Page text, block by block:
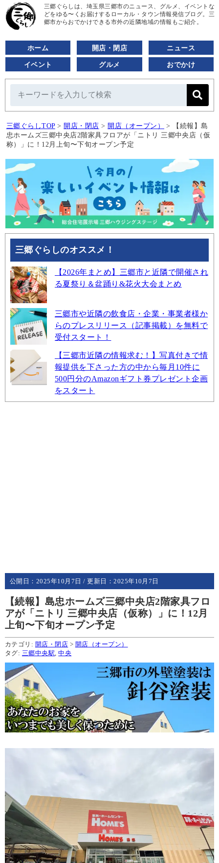
三郷ぐらしは、埼玉県三郷市のニュース、グルメ、イベントな
どをゆる〜くお届けするローカル・タウン情報発信ブログ。三
郷市からおでかけできる市外の近隣地域の情報もご紹介。
ホーム 開店・閉店 ニュース
イベント グルメ おでかけ
三郷ぐらしTOP > 開店・閉店 > 開店（オープン） >
【続報】島
忠ホームズ三郷中央店2階家具フロアが「ニトリ 三郷中央店（仮
称）」に！12月上旬〜下旬オープン予定
三郷ぐらしのオススメ！
【2026年まとめ】三郷市と近隣で開催され
る夏祭り＆盆踊り&花火大会まとめ
三郷市や近隣の飲食店・企業・事業者様か
らのプレスリリース（記事掲載）を無料で
受付スタート！
【三郷市近隣の情報求む！】写真付きで情
報提供を下さった方の中から毎月10件に
500円分のAmazonギフト券プレゼント企画
をスタート
公開日： 2025年10月7日 / 更新日：2025年10月7日
【続報】島忠ホームズ三郷中央店2階家具フロ
アが「ニトリ 三郷中央店（仮称）」に！12月
上旬〜下旬オープン予定
カテゴリ: 開店・閉店 > 開店（オープン）
タグ: 三郷中央駅,中央